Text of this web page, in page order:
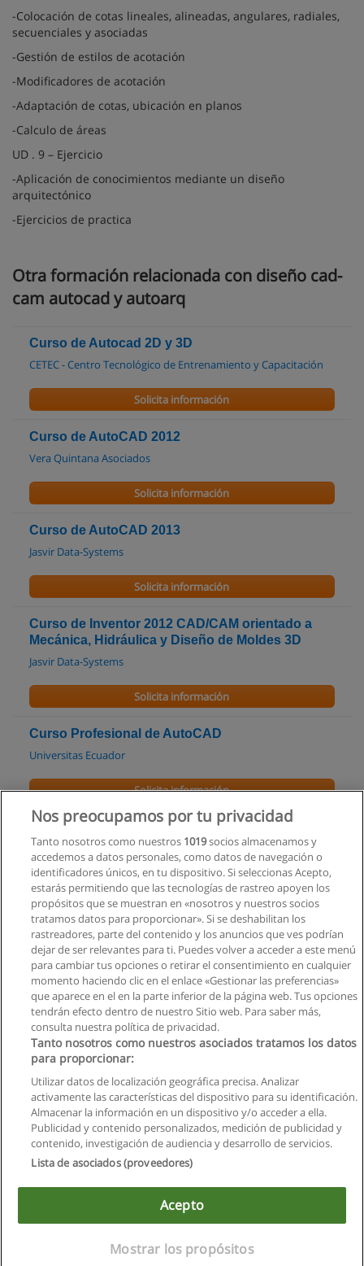
-Colocación de cotas lineales, alineadas, angulares, radiales,
secuenciales y asociadas
-Gestión de estilos de acotación
-Modificadores de acotación
-Adaptación de cotas, ubicación en planos
-Calculo de áreas
UD . 9 – Ejercicio
-Aplicación de conocimientos mediante un diseño
arquitectónico
-Ejercicios de practica
Otra formación relacionada con diseño cad-
cam autocad y autoarq
Curso de Autocad 2D y 3D
CETEC - Centro Tecnológico de Entrenamiento y Capacitación
Solicita información
Curso de AutoCAD 2012
Vera Quintana Asociados
Solicita información
Curso de AutoCAD 2013
Jasvir Data-Systems
Solicita información
Curso de Inventor 2012 CAD/CAM orientado a
Mecánica, Hidráulica y Diseño de Moldes 3D
Jasvir Data-Systems
Solicita información
Curso Profesional de AutoCAD
Universitas Ecuador
Solicita información
Curso Autocad 2D Y 3D
Amatic
Solicita información
Curso de AutoCAD 3D
CETEC - Centro Tecnológico de Entrenamiento y Capacitación
Solicita información
Privacidad de datos
Contactar con Educaedu
Copyright © Educaedu Business S.L. - CIF : B-95610580: -
Nos preocupamos por tu privacidad
Tanto nosotros como nuestros 1019socios almacenamos y
accedemos a datos personales, como datos de navegación o
identificadores únicos, en tu dispositivo. Si seleccionas Acepto,
estarás permitiendo que las tecnologías de rastreo apoyen los
propósitos que se muestran en «nosotros y nuestros socios
tratamos datos para proporcionar». Si se deshabilitan los
rastreadores, parte del contenido y los anuncios que ves podrían
dejar de ser relevantes para ti. Puedes volver a acceder a este menú
para cambiar tus opciones o retirar el consentimiento en cualquier
momento haciendo clic en el enlace «Gestionar las preferencias»
que aparece en el en la parte inferior de la página web. Tus opciones
tendrán efecto dentro de nuestro Sitio web. Para saber más,
consulta nuestra política de privacidad.
Tanto nosotros como nuestros asociados tratamos los datos
para proporcionar:
Utilizar datos de localización geográfica precisa. Analizar
activamente las características del dispositivo para su identificación.
Almacenar la información en un dispositivo y/o acceder a ella.
Publicidad y contenido personalizados, medición de publicidad y
contenido, investigación de audiencia y desarrollo de servicios.
Lista de asociados (proveedores)
Acepto
Mostrar los propósitos